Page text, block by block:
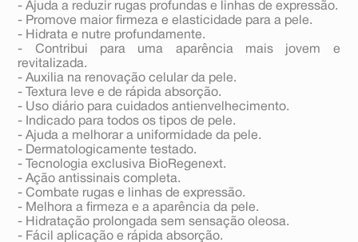
- Ajuda a reduzir rugas profundas e linhas de expressão.
- Promove maior firmeza e elasticidade para a pele.
- Hidrata e nutre profundamente.
- Contribui para uma aparência mais jovem e
revitalizada.
- Auxilia na renovação celular da pele.
- Textura leve e de rápida absorção.
- Uso diário para cuidados antienvelhecimento.
- Indicado para todos os tipos de pele.
- Ajuda a melhorar a uniformidade da pele.
- Dermatologicamente testado.
- Tecnologia exclusiva BioRegenext.
- Ação antissinais completa.
- Combate rugas e linhas de expressão.
- Melhora a firmeza e a aparência da pele.
- Hidratação prolongada sem sensação oleosa.
- Fácil aplicação e rápida absorção.